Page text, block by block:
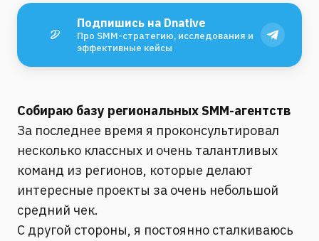
Подпишись на Dnative
Про SMM-стратегию, исследования и
эффективные кейсы
Собираю базу региональных SMM-агентств
За последнее время я проконсультировал
несколько классных и очень талантливых
команд из регионов, которые делают
интересные проекты за очень небольшой
средний чек.
С другой стороны, я постоянно сталкиваюсь